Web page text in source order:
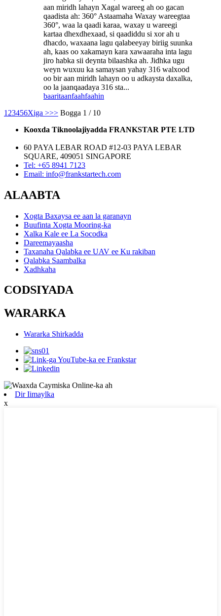
aan miridh lahayn Xagal wareeg ah oo gacan
qaadista ah: 360° Astaamaha Waxay wareegtaa
360°, waa la qaadi karaa, waxay u wareegi
kartaa dhexdhexaad, si qaadiddu si xor ah u
dhacdo, waxaana lagu qalabeeyay biriig suunka
ah, kaas oo xakamayn kara xawaaraha inta lagu
jiro habka sii deynta bilaashka ah. Jidhka ugu
weyn wuxuu ka samaysan yahay 316 walxood
oo bir aan miridh lahayn oo u adkaysta daxalka,
oo la jaanqaadaya 316 sta...
baaritaanfaahfaahin
1 23456Xiga >>> Bogga 1 / 10
Kooxda Tiknoolajiyadda FRANKSTAR PTE LTD
60 PAYA LEBAR ROAD #12-03 PAYA LEBAR
SQUARE, 409051 SINGAPORE
Tel: +65 8941 7123
Email: info@frankstartech.com
ALAABTA
Xogta Baxaysa ee aan la garanayn
Buufinta Xogta Mooring-ka
Xalka Kale ee La Socodka
Dareemayaasha
Taxanaha Qalabka ee UAV ee Ku rakiban
Qalabka Saambalka
Xadhkaha
CODSIYADA
WARARKA
Wararka Shirkadda
Dir Iimaylka
x